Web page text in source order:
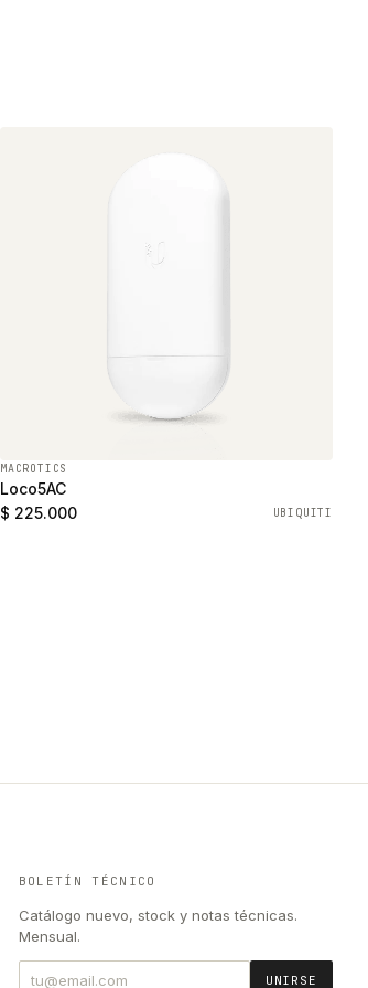
MACROTICS
Loco5AC
$ 225.000
UBIQUITI
BOLETÍN TÉCNICO
Catálogo nuevo, stock y notas técnicas.
Mensual.
UNIRSE